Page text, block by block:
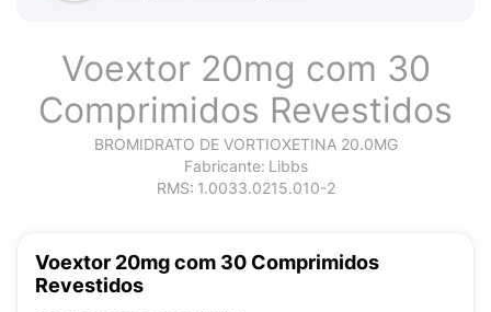
Voextor 20mg com 30
Comprimidos Revestidos
BROMIDRATO DE VORTIOXETINA 20.0MG
Fabricante: Libbs
RMS: 1.0033.0215.010-2
Voextor 20mg com 30 Comprimidos
Revestidos